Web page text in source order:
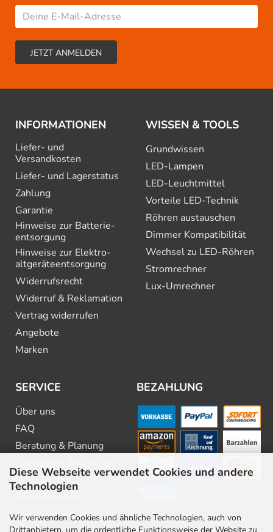
Diese Webseite verwendet Cookies und andere
Technologien
Wir verwenden Cookies und ähnliche Technologien, auch von
Drittanbietern, um die ordentliche Funktionsweise der Website zu
INFORMATIONEN
Liefer- und
Versandkosten
Liefer- und Lagerstatus
Zahlung
Garantie
Hinweise zur Batterie­
entsorgung
Hinweise zur Elektro­
altgeräte­entsorgung
Widerrufsrecht
Widerruf & Reklamation
Vertrag widerrufen
Angebote
Marken
WISSEN & TOOLS
Grundwissen
LED-Lampen
LED-Leuchtmittel
Vorteile LED-Technik
Röhren austauschen
Dimmer Kompatibilität
Wechsel zu LED-Röhren
Stromrechner
Lux-Umrechner
SERVICE
Über uns
FAQ
Beratung & Planung
Newsletter
Stellenangebote
BEZAHLUNG